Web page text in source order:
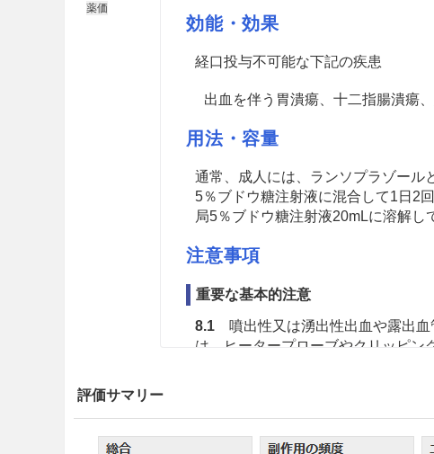
薬価
効能・効果
経口投与不可能な下記の疾患
出血を伴う胃潰瘍、十二指腸潰瘍
用法・容量
通常、成人には、ランソプラゾール
5％ブドウ糖注射液に混合して1日2
局5％ブドウ糖注射液20mLに溶解し
注意事項
重要な基本的注意
8.1噴出性又は湧出性出血や露出血
は、ヒータープローブやクリッピン
中マグネシウム濃度を測定すること
評価サマリー